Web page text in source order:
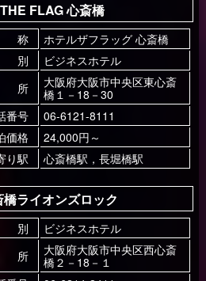
FLAG 心斎橋
称
ホテルザフラッグ 心斎橋
別
ビジネスホテル
所
大阪府大阪市中央区東心斎
橋１－18－30
番号
06-6121-8111
価格
24,000円～
り駅
心斎橋駅，長堀橋駅
ライオンズロック
別
ビジネスホテル
所
大阪府大阪市中央区西心斎
橋２－18－１